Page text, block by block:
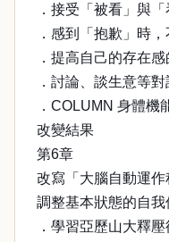
．接受「被看」與「
．感到「抱歉」時
．提高自己的存在
．討論、談生意等
．COLUMN 身體機
改變結果
第6章
改寫「大腦自動運
調整基本狀態的自我
．學習亞歷山大釋